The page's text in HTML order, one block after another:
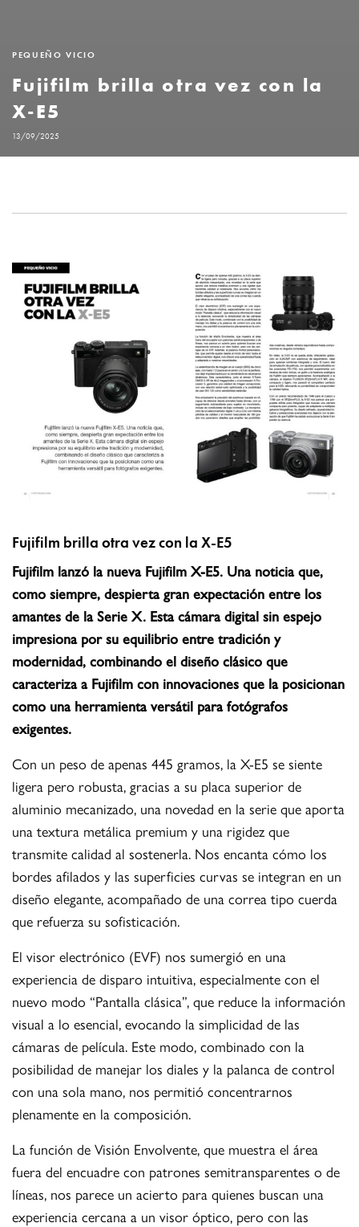
PEQUEÑO VICIO
Fujifilm brilla otra vez con la
X-E5
13/09/2025
Fujifilm brilla otra vez con la X-E5
Fujifilm lanzó la nueva Fujifilm X-E5. Una noticia que,
como siempre, despierta gran expectación entre los
amantes de la Serie X. Esta cámara digital sin espejo
impresiona por su equilibrio entre tradición y
modernidad, combinando el diseño clásico que
caracteriza a Fujifilm con innovaciones que la posicionan
como una herramienta versátil para fotógrafos
exigentes.
Con un peso de apenas 445 gramos, la X-E5 se siente
ligera pero robusta, gracias a su placa superior de
aluminio mecanizado, una novedad en la serie que aporta
una textura metálica premium y una rigidez que
transmite calidad al sostenerla. Nos encanta cómo los
bordes afilados y las superficies curvas se integran en un
diseño elegante, acompañado de una correa tipo cuerda
que refuerza su sofisticación.
El visor electrónico (EVF) nos sumergió en una
experiencia de disparo intuitiva, especialmente con el
nuevo modo “Pantalla clásica”, que reduce la información
visual a lo esencial, evocando la simplicidad de las
cámaras de película. Este modo, combinado con la
posibilidad de manejar los diales y la palanca de control
con una sola mano, nos permitió concentrarnos
plenamente en la composición.
La función de Visión Envolvente, que muestra el área
fuera del encuadre con patrones semitransparentes o de
líneas, nos parece un acierto para quienes buscan una
experiencia cercana a un visor óptico, pero con las